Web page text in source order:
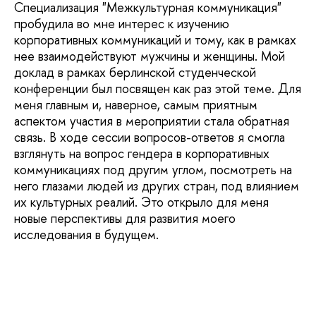
Специализация "Межкультурная коммуникация"
пробудила во мне интерес к изучению
корпоративных коммуникаций и тому, как в рамках
нее взаимодействуют мужчины и женщины. Мой
доклад в рамках берлинской студенческой
конференции был посвящен как раз этой теме. Для
меня главным и, наверное, самым приятным
аспектом участия в мероприятии стала обратная
связь. В ходе сессии вопросов-ответов я смогла
взглянуть на вопрос гендера в корпоративных
коммуникациях под другим углом, посмотреть на
него глазами людей из других стран, под влиянием
их культурных реалий. Это открыло для меня
новые перспективы для развития моего
исследования в будущем.